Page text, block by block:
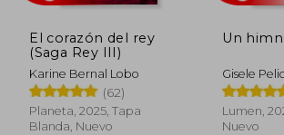
El corazón del rey
(Saga Rey III)
Karine Bernal Lobo
(62)
Planeta, 2025, Tapa
Blanda, Nuevo
Un
Gisele
Lumen,
Nuevo